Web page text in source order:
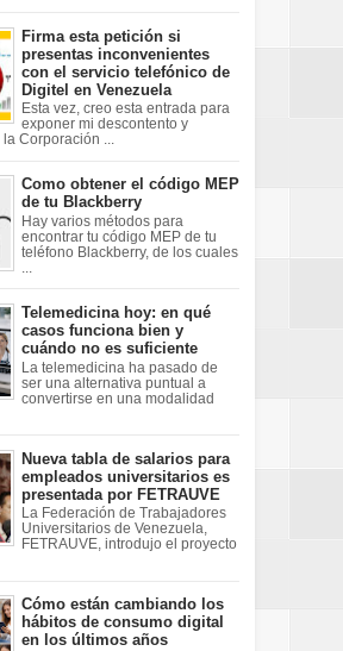
Firma esta petición si
presentas inconvenientes
con el servicio telefónico de
Digitel en Venezuela
Esta vez, creo esta entrada para
exponer mi descontento y
Corporación ...
Como obtener el código MEP
de tu Blackberry
Hay varios métodos para
encontrar tu código MEP de tu
teléfono Blackberry, de los cuales
Telemedicina hoy: en qué
casos funciona bien y
cuándo no es suficiente
La telemedicina ha pasado de
ser una alternativa puntual a
convertirse en una modalidad
Nueva tabla de salarios para
empleados universitarios es
presentada por FETRAUVE
La Federación de Trabajadores
Universitarios de Venezuela,
FETRAUVE, introdujo el proyecto
Cómo están cambiando los
hábitos de consumo digital
en los últimos años